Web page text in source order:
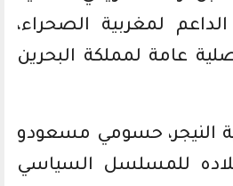
لمغربية الصحراء،
عامة لمملكة البحرين
النيجر، حسومي مسعودو
للمسلسل السياسي